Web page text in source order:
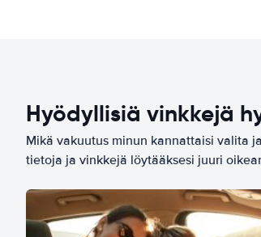
Hyödyllisiä vinkkejä
Mikä vakuutus minun kannattaisi valita
tietoja ja vinkkejä löytääksesi juuri